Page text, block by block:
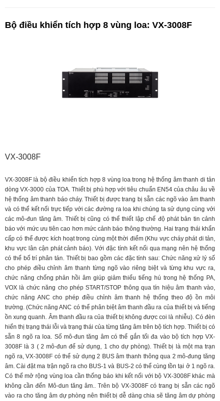
Bộ điều khiển tích hợp 8 vùng loa: VX-3008F
VX-3008F
VX-3008F là bộ điều khiển tích hợp 8 vùng loa trong hệ thống âm thanh di tản
dòng VX-3000 của TOA. Thiết bị phù hợp với tiêu chuẩn EN54 của châu âu về
hệ thống âm thanh báo cháy. Thiết bị được trang bị sẵn các ngõ vào âm thanh
và có thể kết nối trực tiếp với các đường ra loa khi chúng ta sử dụng cùng với
các mô-đun tăng âm. Thiết bị cũng có thể thiết lập chế độ phát bản tin cảnh
báo với mức ưu tiên cao hơn mức cảnh báo thông thường. Hai trạng thái khẩn
cấp có thể được kích hoạt trong cùng một thời điểm (Khu vực cháy phát di tản,
khu vực lân cận phát cảnh báo). Với đặc tính kết nối qua mạng nên hệ thống
có thể bố trí phân tán. Thiết bị bao gồm các đặc tính sau: Chức năng xử lý số
cho phép điều chỉnh âm thanh từng ngõ vào riêng biệt và từng khu vực ra,
chức năng chống phản hồi âm giúp giảm thiểu tiếng hú trong hệ thống PA,
VOX là chức năng cho phép START/STOP thông qua tín hiệu âm thanh vào,
chức năng ANC cho phép điều chỉnh âm thanh hệ thống theo độ ồn môi
trường. (Chức năng ANC có thể phân biệt âm thanh đầu ra của thiết bị và tiếng
ồn xung quanh. Âm thanh đầu ra của thiết bị không được coi là nhiễu). Có đèn
hiển thị trạng thái lỗi và trạng thái của từng tăng âm trên bộ tích hợp. Thiết bị có
sẵn 8 ngõ ra loa. Số mô-đun tăng âm có thể gắn tối đa vào bộ tích hợp VX-
3008F là 3 ( 2 mô-đun để sử dụng, 1 cho dự phòng). Thiết bị là một ma trạn
ngõ ra, VX-3008F có thể sử dụng 2 BUS âm thanh thông qua 2 mô-đung tăng
âm. Cài đặt ma trận ngõ ra cho BUS-1 và BUS-2 có thể cùng tồn tại ở 1 ngõ ra.
Có thể mở rộng vùng loa cần thống báo khi kết nối với bộ VX-3008F khác mà
không cần đến Mô-dun tăng âm.. Trên bộ VX-3008F có trang bị sẵn các ngõ
vào ra cho tăng âm dự phòng nên thiết bị dễ dàng chia sẽ tăng âm dự phòng